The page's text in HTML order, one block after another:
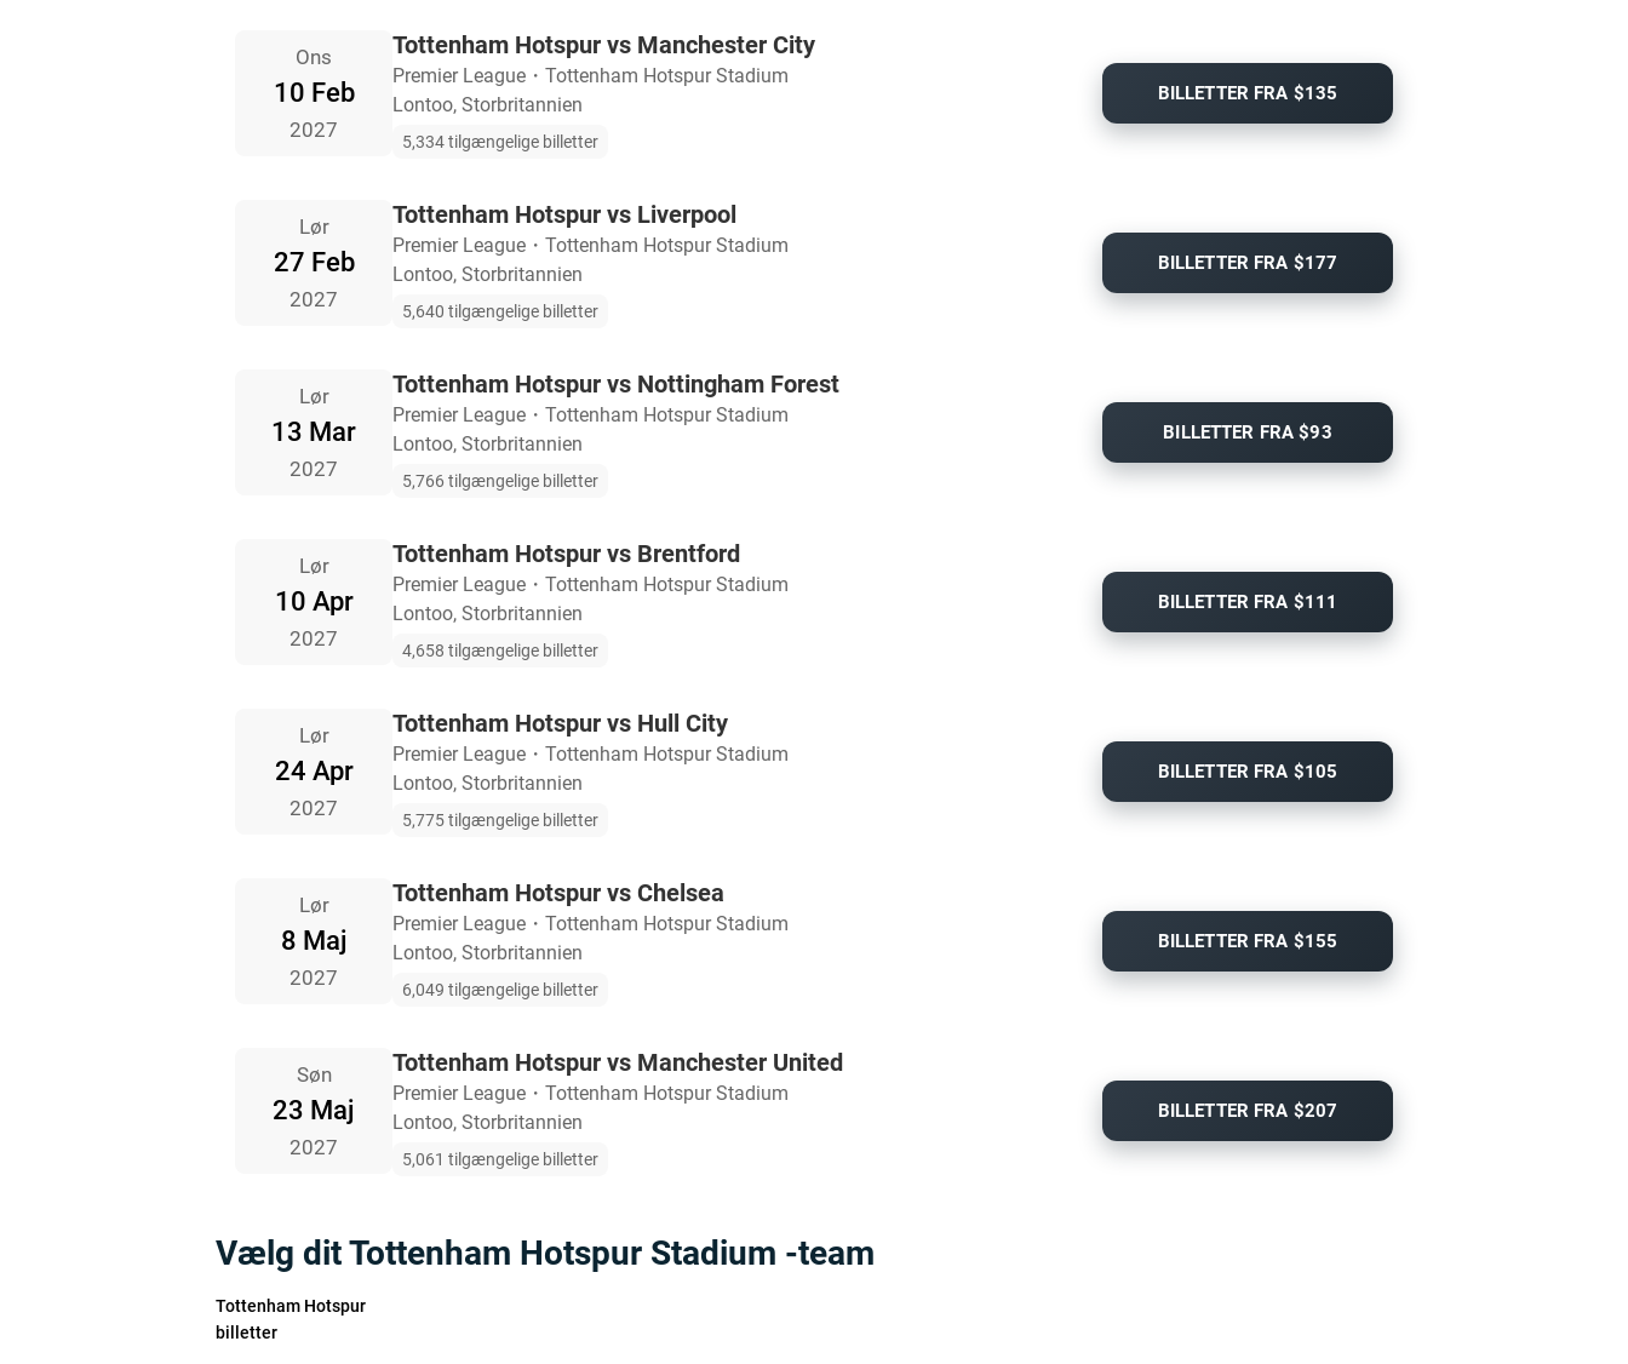
Ons
10 Feb
2027
Tottenham Hotspur vs Manchester City
Premier League ・ Tottenham Hotspur Stadium
Lontoo, Storbritannien
5,334 tilgængelige billetter
BILLETTER FRA $135
Lør
27 Feb
2027
Tottenham Hotspur vs Liverpool
Premier League ・ Tottenham Hotspur Stadium
Lontoo, Storbritannien
5,640 tilgængelige billetter
BILLETTER FRA $177
Lør
13 Mar
2027
Tottenham Hotspur vs Nottingham Forest
Premier League ・ Tottenham Hotspur Stadium
Lontoo, Storbritannien
5,766 tilgængelige billetter
BILLETTER FRA $93
Lør
10 Apr
2027
Tottenham Hotspur vs Brentford
Premier League ・ Tottenham Hotspur Stadium
Lontoo, Storbritannien
4,658 tilgængelige billetter
BILLETTER FRA $111
Lør
24 Apr
2027
Tottenham Hotspur vs Hull City
Premier League ・ Tottenham Hotspur Stadium
Lontoo, Storbritannien
5,775 tilgængelige billetter
BILLETTER FRA $105
Lør
8 Maj
2027
Tottenham Hotspur vs Chelsea
Premier League ・ Tottenham Hotspur Stadium
Lontoo, Storbritannien
6,049 tilgængelige billetter
BILLETTER FRA $155
Søn
23 Maj
2027
Tottenham Hotspur vs Manchester United
Premier League ・ Tottenham Hotspur Stadium
Lontoo, Storbritannien
5,061 tilgængelige billetter
BILLETTER FRA $207
Vælg dit Tottenham Hotspur Stadium -team
Tottenham Hotspur
billetter